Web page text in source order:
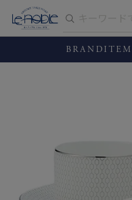
BRANDITEM